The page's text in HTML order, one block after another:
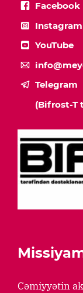
Facebook
Instagram
YouTube
Telegram
(Bifrost-T
Cəmiyyətin